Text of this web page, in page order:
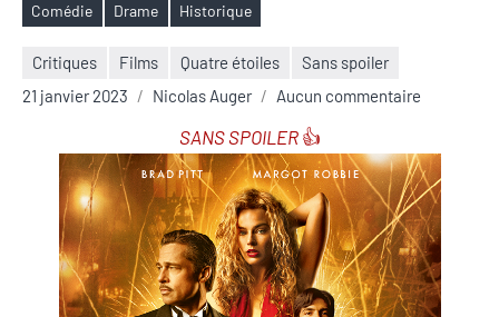
Étiquettes
Comédie Drame Historique
Critiques Films Quatre étoiles
Sans spoiler
21 janvier 2023
Nicolas Auger Aucun commentaire